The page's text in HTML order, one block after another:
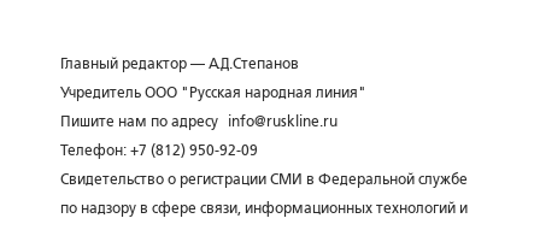
Главный редактор — А.Д.Степанов
Учредитель ООО "Русская народная линия"
Пишите нам по адресу
info@ruskline.ru
Телефон: +7 (812) 950-92-09
Свидетельство о регистрации СМИ в Федеральной службе
по надзору в сфере связи, информационных технологий и